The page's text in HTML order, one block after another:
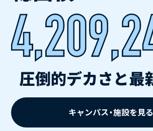
キャンパス・施設を見る